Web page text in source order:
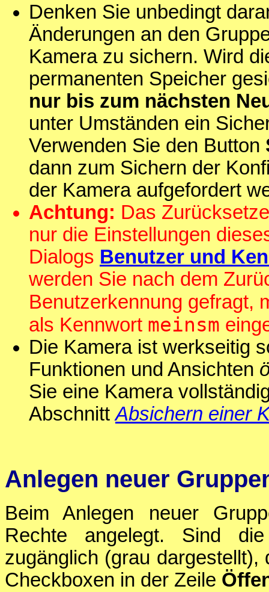
Denken Sie unbedingt
Änderungen an den
Kamera zu sichern. Wird
permanenten Speicher
nur bis zum nächsten
unter Umständen ein
Verwenden Sie den Button
dann zum Sichern der
der Kamera aufgefordert
Achtung: Das
nur die Einstellungen
Dialogs Benutzer und
werden Sie nach dem
Benutzerkennung gefragt,
als Kennwort meinsm
Die Kamera ist werkseitig
Funktionen und Ansichten
Sie eine Kamera
AbschnittAbsichern einer
Anlegen neuer
Beim Anlegen neuer
Rechte angelegt. Sind
zugänglich (grau
Checkboxen in der Zeile